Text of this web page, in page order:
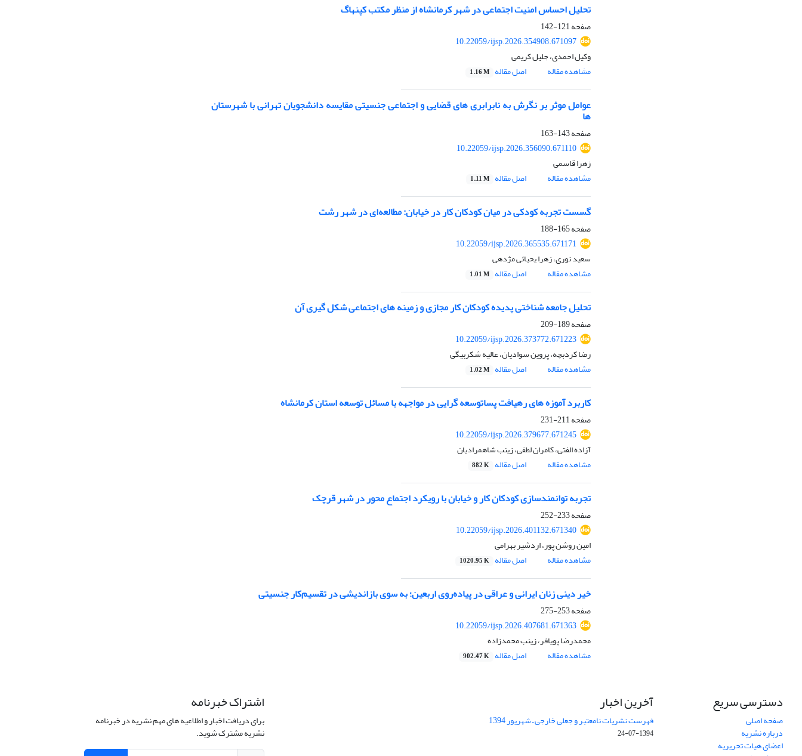
تحلیل احساس امنیت اجتماعی در شهر کرمانشاه از منظر مکتب کپنهاگ
صفحه121-142
10.22059/ijsp.2026.354908.671097
وکیل احمدی، جلیل کریمی
مشاهده مقاله
اصل مقاله 1.16 M
عوامل موثر بر نگرش به نابرابری های قضایی و اجتماعی جنسیتی مقایسه دانشجویان تهرانی با شهرستان
ها
صفحه143-163
10.22059/ijsp.2026.356090.671110
زهرا قاسمی
مشاهده مقاله
اصل مقاله 1.11 M
گسست تجربه کودکی در میان کودکان کار در خیابان: مطالعه‌ای در شهر رشت
صفحه165-188
10.22059/ijsp.2026.365535.671171
سعید نوری، زهرا یحیائی مژدهی
مشاهده مقاله
اصل مقاله 1.01 M
تحلیل جامعه شناختی پدیده کودکان کار مجازی و زمینه های اجتماعی شکل گیری آن
صفحه189-209
10.22059/ijsp.2026.373772.671223
رضا کردبچه، پروین سوادیان، عالیه شکربیگی
مشاهده مقاله
اصل مقاله 1.02 M
کاربرد آموزه های رهیافت پساتوسعه گرایی در مواجهه با مسائل توسعه استان کرمانشاه
صفحه211-231
10.22059/ijsp.2026.379677.671245
آزاده الفتی، کامران لطفی، زینب شاهمرادیان
مشاهده مقاله
اصل مقاله 882 K
تجربه توانمندسازی کودکان کار و خیابان با رویکرد اجتماع محور در شهر قرچک
صفحه233-252
10.22059/ijsp.2026.401132.671340
امین روشن پور، اردشیر بهرامی
مشاهده مقاله
اصل مقاله 1020.95 K
خیر دینی زنان ایرانی و عراقی در پیاده‌روی اربعین؛ به سوی بازاندیشی در تقسیم‌کار جنسیتی
صفحه253-275
10.22059/ijsp.2026.407681.671363
محمدرضا پویافر، زینب محمدزاده
مشاهده مقاله
اصل مقاله 902.47 K
دسترسی سریع
صفحه اصلی
درباره نشریه
اعضای هیات تحریریه
آخرین اخبار
فهرست نشریات نامعتبر و جعلی خارجی – شهریور 1394
1394-07-24
اشتراک خبرنامه
برای دریافت اخبار و اطلاعیه های مهم نشریه در خبرنامه
نشریه مشترک شوید.